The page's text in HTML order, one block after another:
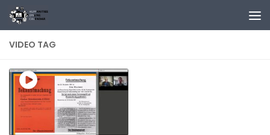
Zum Inhalt springen
VIDEO TAG